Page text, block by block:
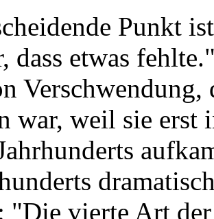
Punkt
dass etwas
war, weil sie erst
"Die vierte Art